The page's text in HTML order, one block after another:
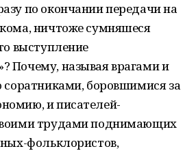
по окончании передачи на
ничтоже сумняшеся
выступление
Почему, называя врагами и
соратниками, боровшимися за
и писателей-
трудами поднимающих
фольклористов,